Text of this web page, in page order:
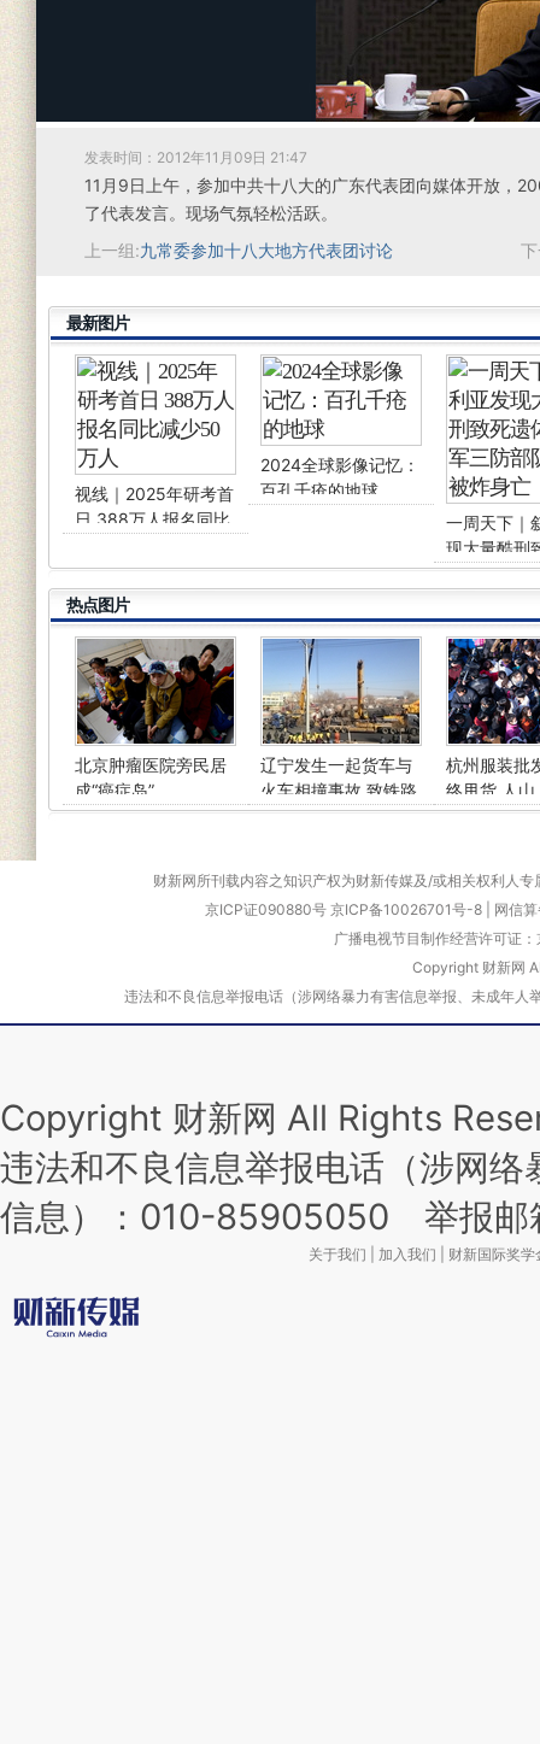
发表时间：2012年11月09日 21:47
11月9日上午，参加中共十八大的广东代表团向媒体开放，
了代表发言。现场气氛轻松活跃。
上一组:九常委参加十八大地方代表团讨论
最新图片
视线｜2025年研考首
日 388万人报名同比
2024全球影像记忆：
百孔千疮的地球
一周天下｜
现大量酷刑
体、俄军三
热点图片
北京肿瘤医院旁民居
成“癌症岛”
辽宁发生一起货车与
火车相撞事故 致铁路
中断
杭州服装批
终甩货 人山
壮观
财新网所刊载内容之知识产权为财新传媒及/或相关权利人
京ICP证090880号 京ICP备10026701号-8
网信
广播电视节目制作经营许可证
Copyright 财新网
违法和不良信息举报电话（涉网络暴力有害信息举报、未成
Copyright 财新网 All Rights
违法和不良信息举报电话（涉网
信息）：010-85905050 举报邮
关于我们 加入我们 财新国际奖学